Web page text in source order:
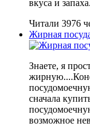
вкуса и запаха.
Читали 3976
Жирная
Знаете, я
сначала
возможное